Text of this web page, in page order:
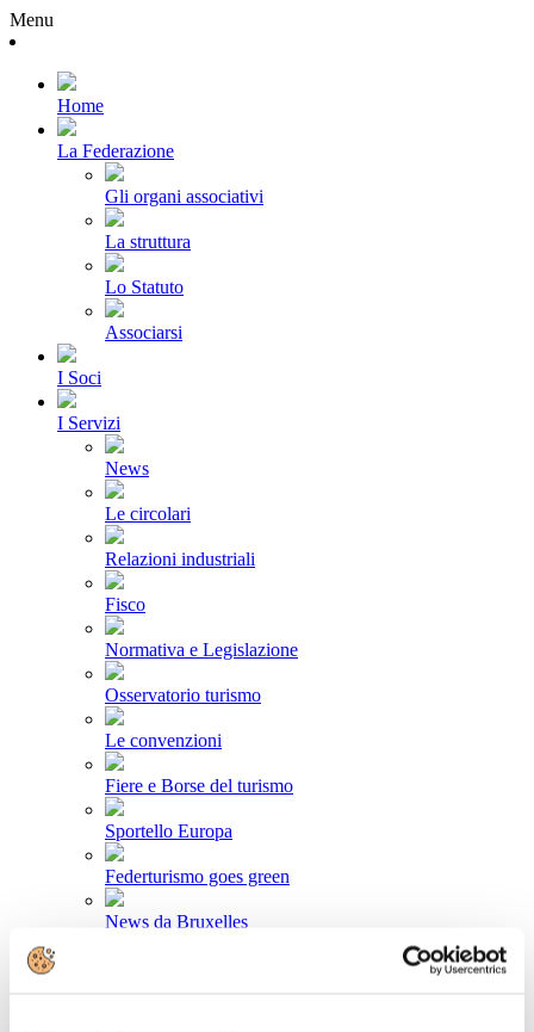
Menu
Home
La Federazione
Gli organi associativi
La struttura
Lo Statuto
Associarsi
I Soci
I Servizi
News
Le circolari
Relazioni industriali
Fisco
Normativa e Legislazione
Osservatorio turismo
Le convenzioni
Fiere e Borse del turismo
Sportello Europa
Federturismo goes green
News da Bruxelles